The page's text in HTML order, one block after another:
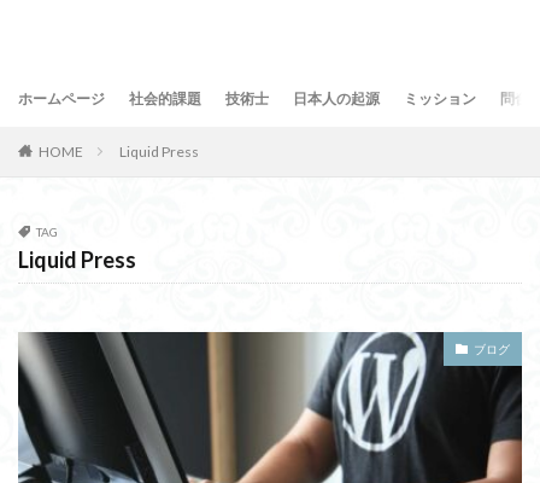
ホームページ 社会的課題 技術士 日本人の起源 ミッション 問合
HOME Liquid Press
TAG
Liquid Press
ブログ